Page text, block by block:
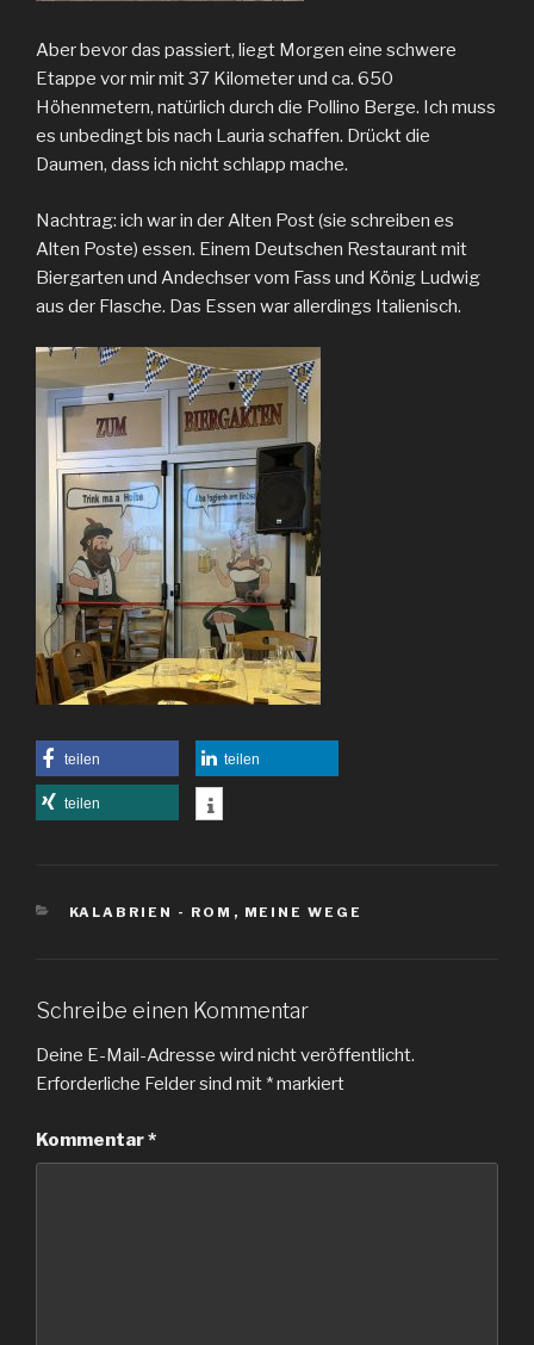
Aber bevor das passiert, liegt Morgen eine schwere
Etappe vor mir mit 37 Kilometer und ca. 650
Höhenmetern, natürlich durch die Pollino Berge. Ich muss
es unbedingt bis nach Lauria schaffen. Drückt die
Daumen, dass ich nicht schlapp mache.
Nachtrag: ich war in der Alten Post (sie schreiben es
Alten Poste) essen. Einem Deutschen Restaurant mit
Biergarten und Andechser vom Fass und König Ludwig
aus der Flasche. Das Essen war allerdings Italienisch.
teilen teilen
teilen
KATEGORIEN
KALABRIEN - ROM , MEINE WEGE
Schreibe einen Kommentar
Deine E-Mail-Adresse wird nicht veröffentlicht.
Erforderliche Felder sind mit *markiert
Kommentar*